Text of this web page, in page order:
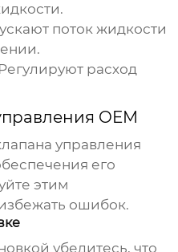
поток жидкости
Регулируют расход
OEM
управления
его
этим
ошибок.
убедитесь, что